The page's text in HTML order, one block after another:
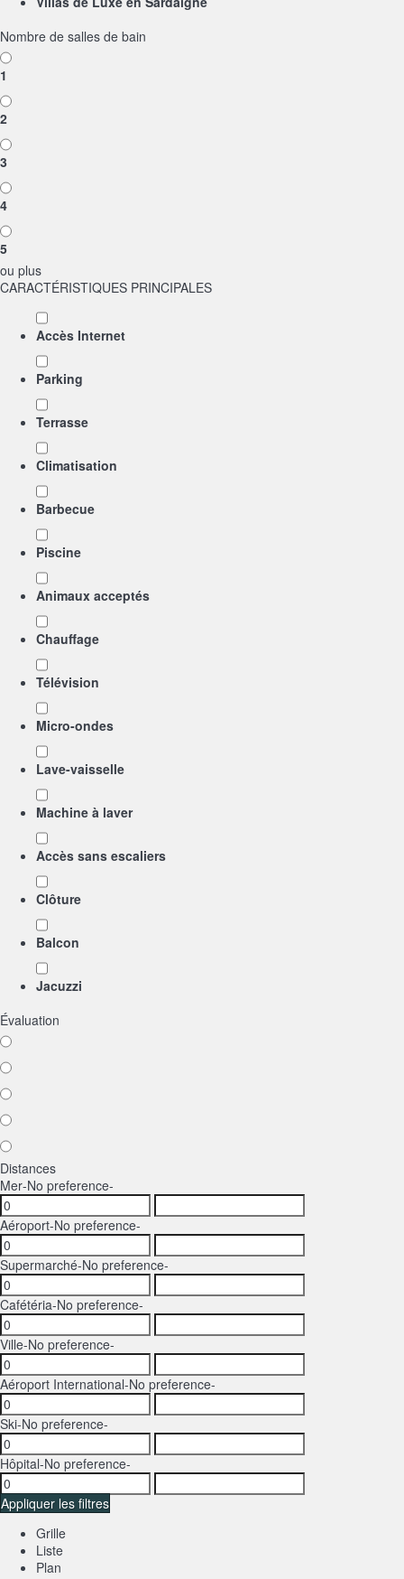
Nombre de salles de bain
1
2
3
4
5
ou plus
CARACTÉRISTIQUES PRINCIPALES
Accès Internet
Parking
Terrasse
Climatisation
Barbecue
Piscine
Animaux acceptés
Chauffage
Télévision
Micro-ondes
Lave-vaisselle
Machine à laver
Accès sans escaliers
Clôture
Balcon
Jacuzzi
Évaluation
Distances
Mer-No preference-
Aéroport-No preference-
Supermarché-No preference-
Cafétéria-No preference-
Ville-No preference-
Aéroport International-No preference-
Ski-No preference-
Hôpital-No preference-
Appliquer les filtres
Grille
Liste
Plan